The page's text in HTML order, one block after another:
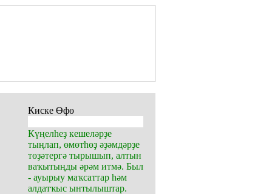
Киске Өфө
Күңелһеҙ кешеләрҙе
тыңлап, өмөтһөҙ әҙәмдәрҙе
төҙәтергә тырышып, алтын
ваҡытыңды әрәм итмә. Был
- ауырыу маҡсаттар һәм
алдатҡыс ынтылыштар.